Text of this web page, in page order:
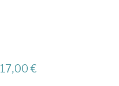
17,00 €